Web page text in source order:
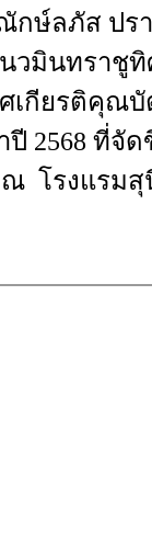
กษ์ลภัส ปร
นวมินทราชู
เกียรติคุณบั
ปี 2568 ที่จัด
ณ โรงแรม